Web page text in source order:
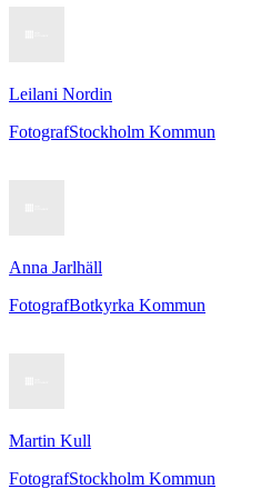
Leilani Nordin
FotografStockholm Kommun
Anna Jarlhäll
FotografBotkyrka Kommun
Martin Kull
FotografStockholm Kommun